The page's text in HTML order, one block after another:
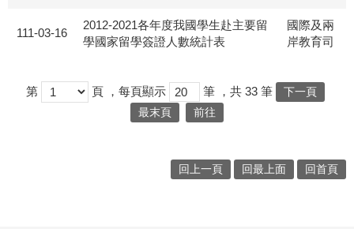
111-03-16
2012-2021各年度我國學生赴主要留
學國家留學簽證人數統計表
國際及兩
岸教育司
第 頁 ，每頁顯示 筆 ，共 33 筆
下一頁
最末頁
前往
回上一頁 回最上面 回首頁